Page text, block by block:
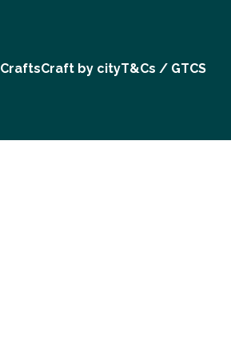
CraftsCraft by cityT&Cs / GTCS